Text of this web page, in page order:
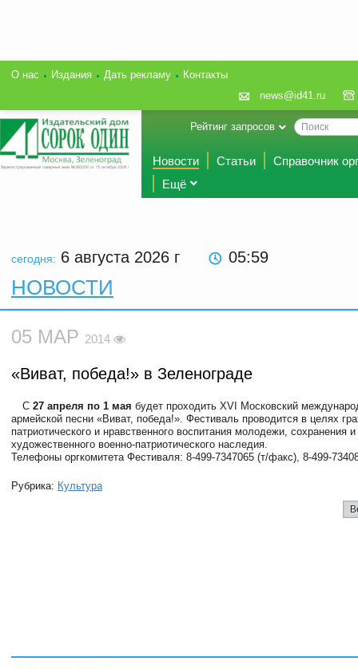
О нас Издания Дать рекламу
Контакты
news@id41.ru
Рейтинг запросов
Новости Статьи
Справочник
Ещё
сегодня: 6 августа 2026 г 05:59
НОВОСТИ
05 МАР 2014
«Виват, победа!» в Зеленограде
С 27 апреля по 1 мая будет проходить XVI Московский
армейской песни «Виват, победа!». Фестиваль проводится в целях
патриотического и нравственного воспитания молодежи, сохранения
художественного военно-патриотического наследия.
Телефоны оргкомитета Фестиваля: 8-499-7347065 (т/факс), 8-499-
Рубрика: Культура